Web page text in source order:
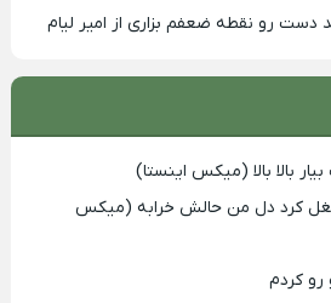
دست رو نقطه ضعفم بزاری از امیر لیام
بالا بالا (میکس اینستا)
کرد دل من حالش خرابه (میکس
رو کردم